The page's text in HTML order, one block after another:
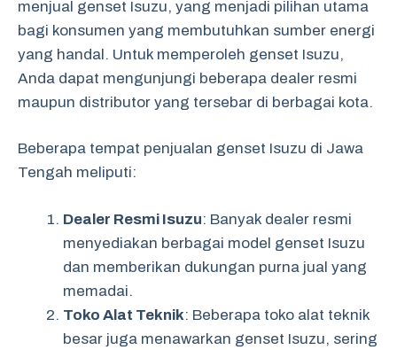
menjual genset Isuzu, yang menjadi pilihan utama
bagi konsumen yang membutuhkan sumber energi
yang handal. Untuk memperoleh genset Isuzu,
Anda dapat mengunjungi beberapa dealer resmi
maupun distributor yang tersebar di berbagai kota.
Beberapa tempat penjualan genset Isuzu di Jawa
Tengah meliputi:
Dealer Resmi Isuzu: Banyak dealer resmi
menyediakan berbagai model genset Isuzu
dan memberikan dukungan purna jual yang
memadai.
Toko Alat Teknik: Beberapa toko alat teknik
besar juga menawarkan genset Isuzu, sering